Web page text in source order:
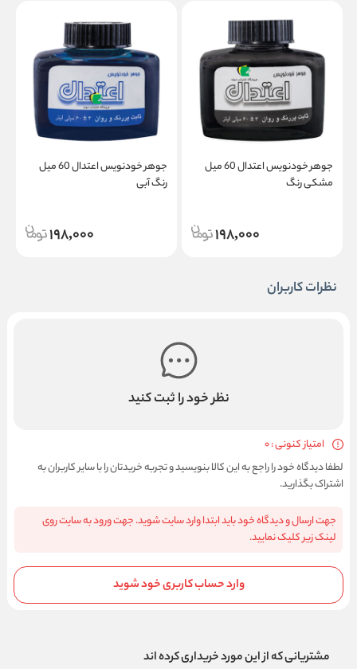
جوهر خودنویس اعتدال 60 میل
مشکی رنگ
198,000
جوهر خودنویس اعتدال 60 میل
رنگ آبی
198,000
نظرات کاربران
نظر خود را ثبت کنید
امتیاز کنونی : 0
لطفا دیدگاه خود را راجع به این کالا بنویسید و تجربه خریدتان را با سایر کاربران به
اشتراک بگذارید.
جهت ارسال و دیدگاه خود باید ابتدا وارد سایت شوید. جهت ورود به سایت روی
لینک زیر کلیک نمایید.
وارد حساب کاربری خود شوید
مشتریانی که از این مورد خریداری کرده اند